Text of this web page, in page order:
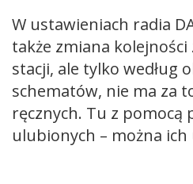
W ustawieniach radia
także zmiana
stacji, ale tylko według
schematów, nie ma za
ręcznych. Tu z pomocą
ulubionych – można ich